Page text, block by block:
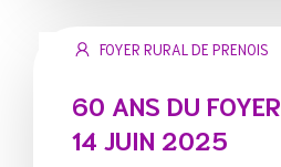
FOYER RURAL DE PRENOIS
60 ANS DU
14 JUIN 2025